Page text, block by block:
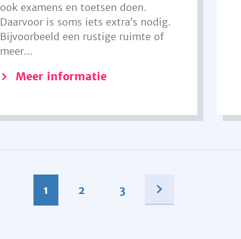
ook examens en toetsen doen.
Daarvoor is soms iets extra’s nodig.
Bijvoorbeeld een rustige ruimte of
meer...
Meer informatie
1 2 3